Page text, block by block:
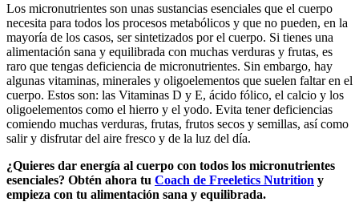
Los micronutrientes son unas sustancias esenciales que el cuerpo
necesita para todos los procesos metabólicos y que no pueden, en la
mayoría de los casos, ser sintetizados por el cuerpo. Si tienes una
alimentación sana y equilibrada con muchas verduras y frutas, es
raro que tengas deficiencia de micronutrientes. Sin embargo, hay
algunas vitaminas, minerales y oligoelementos que suelen faltar en el
cuerpo. Estos son: las Vitaminas D y E, ácido fólico, el calcio y los
oligoelementos como el hierro y el yodo. Evita tener deficiencias
comiendo muchas verduras, frutas, frutos secos y semillas, así como
salir y disfrutar del aire fresco y de la luz del día.
¿Quieres dar energía al cuerpo con todos los micronutrientes
esenciales? Obtén ahora tu Coach de Freeletics Nutrition y
empieza con tu alimentación sana y equilibrada.